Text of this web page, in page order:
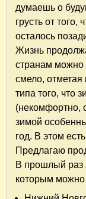
думаешь о
грусть от того,
осталось
Жизнь
странам можно
смело, отметая
типа того, что
(некомфортно,
зимой
год. В этом
Предлагаю
В прошлый раз
которым можно